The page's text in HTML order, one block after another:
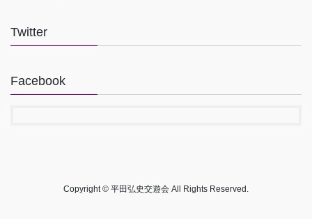
Twitter
Facebook
Copyright © 平田弘史交遊会 All Rights Reserved.